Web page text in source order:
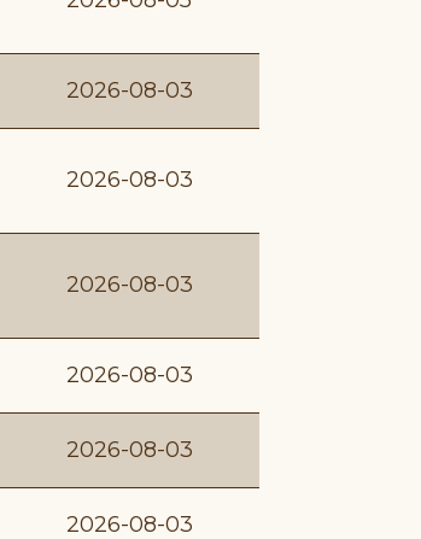
2026-08-03
2026-08-03
2026-08-03
2026-08-03
2026-08-03
2026-08-03